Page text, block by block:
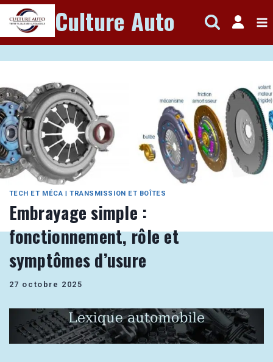
Aller
au
contenu
Culture Auto
TECH ET MÉCA | TRANSMISSION ET BOÎTES
Embrayage simple :
fonctionnement, rôle et
symptômes d’usure
27 octobre 2025